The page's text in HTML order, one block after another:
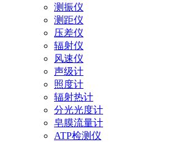
测振仪
测距仪
压差仪
辐射仪
风速仪
声级计
照度计
辐射热计
分光光度计
皂膜流量计
ATP检测仪